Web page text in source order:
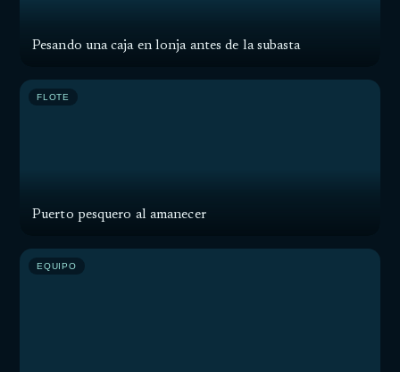
Pesando una caja en lonja antes de la subasta
Puerto pesquero al amanecer
FLOTE
EQUIPO